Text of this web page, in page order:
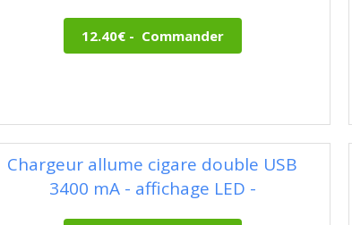
Chargeur allume cigare double USB
3400 mA - affichage LED -